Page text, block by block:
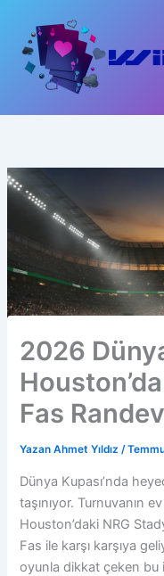
2026
Fas
Yazan Ahmet Yıldız/
Dünya Kupası’nda
taşınıyor. Turnuvanın
Houston’daki NRG
Fas ile karşı karşıya
oyunla dikkat çeken bu